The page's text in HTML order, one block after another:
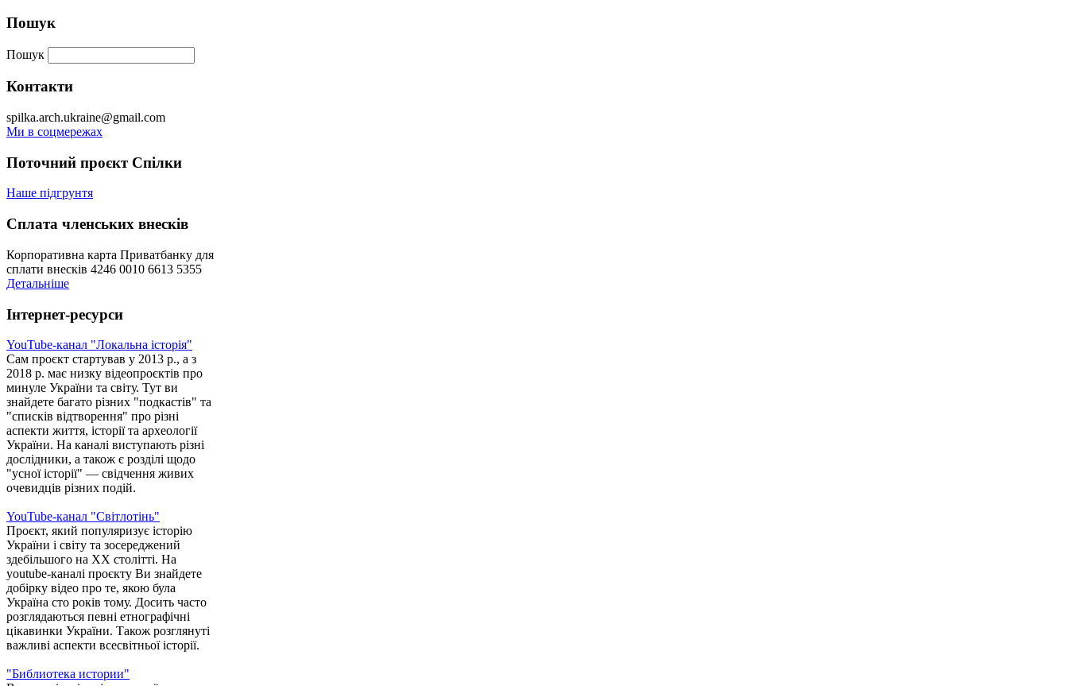
Пошук
Пошук
Контакти
spilka.arch.ukraine@gmail.com
Ми в соцмережах
Поточний проєкт Спілки
Наше підгрунтя
Сплата членських внесків
Корпоративна карта Приватбанку для
сплати внесків 4246 0010 6613 5355
Детальніше
Інтернет-ресурси
YouTube-канал "Локальна історія"
Сам проєкт стартував у 2013 р., а з
2018 р. має низку відеопроєктів про
минуле України та світу. Тут ви
знайдете багато різних "подкастів" та
"списків відтворення" про різні
аспекти життя, історії та археології
України. На каналі виступають різні
дослідники, а також є розділі щодо
"усної історії" — свідчення живих
очевидців різних подій.
YouTube-канал "Світлотінь"
Проєкт, який популяризує історію
України і світу та зосереджений
здебільшого на XX столітті. На
youtube-каналі проєкту Ви знайдете
добірку відео про те, якою була
Україна сто років тому. Досить часто
розглядаються певні етнографічні
цікавинки України. Також розглянуті
важливі аспекти всесвітньої історії.
"Библиотека истории"